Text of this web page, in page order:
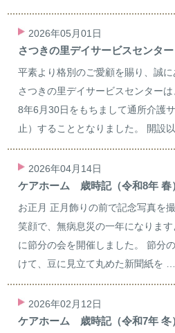
2026年05月01日
さつきの里デイサービスセンタ
平素より格別のご愛顧を賜り、誠に
さつきの里デイサービスセンター
8年6月30日をもちまして通所介護
止）することとなりました。 開設
2026年04月14日
ケアホーム 歳時記（令和8年 春
お正月 正月飾りの前で記念写真を
笑顔で、無病息災の一年になります
に節分の会を開催しました。 節分
けて、豆に見立て丸めた新聞紙を …
2026年02月12日
ケアホーム 歳時記（令和7年 冬